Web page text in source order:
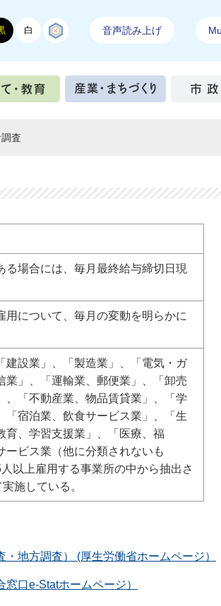
白 音声読み上げ
療・福祉 子育て・教育 産業・
査
場合には、毎月最終給与締切日現
用について、毎月の変動を明らかに
建設業」、「製造業」、「電気・ガ
業」、「運輸業、郵便業」、「卸売
「不動産業、物品賃貸業」、「学
宿泊業、飲食サービス業」、「生
育、学習支援業」、「医療、福
ビス業（他に分類されないも
以上雇用する事業所の中から抽出さ
施している。
地方調査） (厚生労働省ホームページ）
口e-Statホームページ）